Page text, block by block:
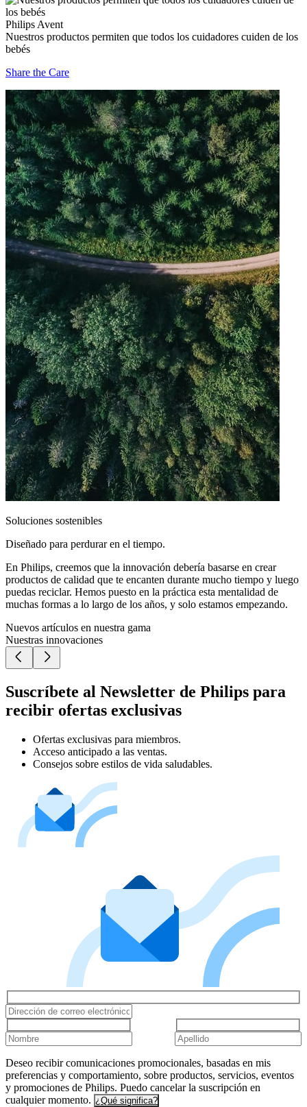
Philips Avent
Nuestros productos permiten que todos los cuidadores cuiden de los
bebés
Share the Care
Soluciones sostenibles
Diseñado para perdurar en el tiempo.
En Philips, creemos que la innovación debería basarse en crear
productos de calidad que te encanten durante mucho tiempo y luego
puedas reciclar. Hemos puesto en la práctica esta mentalidad de
muchas formas a lo largo de los años, y solo estamos empezando.
Nuevos artículos en nuestra gama
Nuestras innovaciones
Suscríbete al Newsletter de Philips para
recibir ofertas exclusivas
Ofertas exclusivas para miembros.
Acceso anticipado a las ventas.
Consejos sobre estilos de vida saludables.
Deseo recibir comunicaciones promocionales, basadas en mis
preferencias y comportamiento, sobre productos, servicios, eventos
y promociones de Philips. Puedo cancelar la suscripción en
cualquier momento. ¿Qué significa?